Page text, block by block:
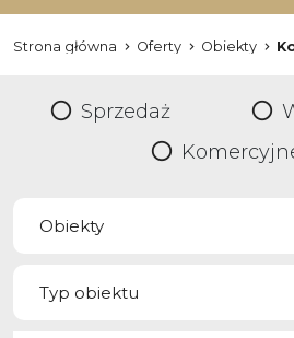
Strona główna Oferty Obiekty
Sprzedaż